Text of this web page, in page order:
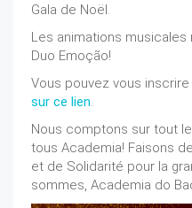
Gala de Noël.
Les animations
Duo Emoção!
Vous pouvez vous
sur ce lien.
Nous comptons sur tout
tous Academia! Faisons
et de Solidarité pour la
sommes, Academia do